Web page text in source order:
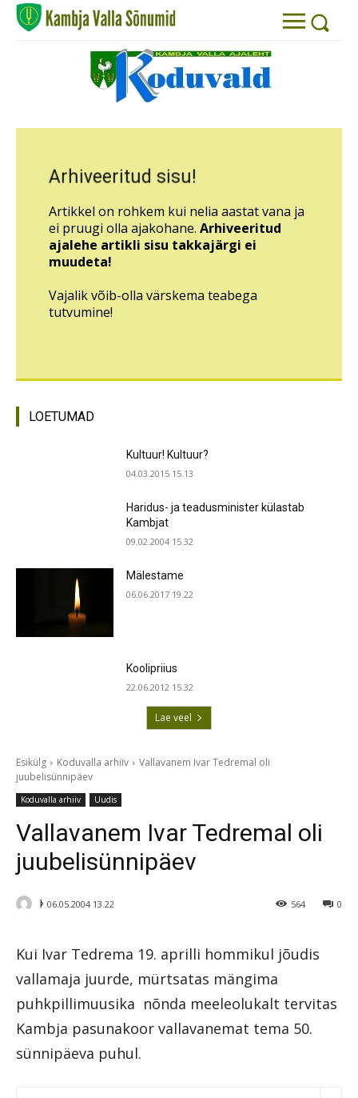
Arhiveeritud sisu!
Artikkel on rohkem kui nelia aastat vana ja
ei pruugi olla ajakohane. Arhiveeritud
ajalehe artikli sisu takkajärgi ei
muudeta!
Vajalik võib-olla värskema teabega
tutvumine!
LOETUMAD
Kultuur! Kultuur?
04.03.2015 15.13
Haridus- ja teadusminister külastab
Kambjat
09.02.2004 15.32
Mälestame
06.06.2017 19.22
Koolipriius
22.06.2012 15.32
Lae veel
Esikülg Koduvalla arhiiv
Vallavanem Ivar Tedremal oli
juubelisünnipäev
Koduvalla arhiiv Uudis
Vallavanem Ivar Tedremal oli
juubelisünnipäev
ᚦ 0
06.05.2004 13.22 564
Kui Ivar Tedrema 19. aprilli hommikul jõudis
vallamaja juurde, mürtsatas mängima
puhkpillimuusika  nõnda meeleolukalt tervitas
Kambja pasunakoor vallavanemat tema 50.
sünnipäeva puhul.